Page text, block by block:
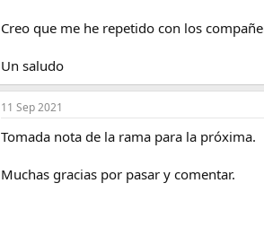
Creo que me he repetido con los
Un saludo
11 Sep 2021
Tomada nota de la rama para la próxima.
Muchas gracias por pasar y comentar.